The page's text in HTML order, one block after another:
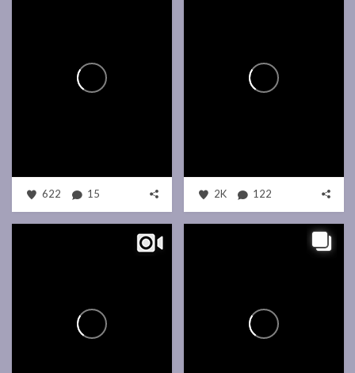
622 15 2K 122